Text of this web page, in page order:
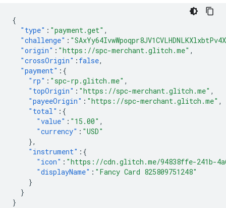
{
"type" : "payment.get" ,
"challenge" :
"origin" : "https://spc-merchant.glitch.me" ,
"crossOrigin" : false,
"payment" :{
"rp" : "spc-rp.glitch.me" ,
"topOrigin" : "https://spc-merchant.glitch.me" ,
"payeeOrigin" : "https://spc-merchant.glitch.me" ,
"total" :{
"value" : "15.00" ,
"currency" : "USD"
},
"instrument" :{
"icon" : "https://cdn.glitch.me/94838ffe-241b-
"displayName" : "Fancy Card 825809751248"
}
}
}